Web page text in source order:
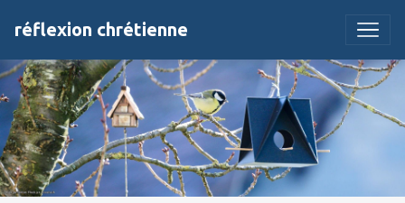
réflexion chrétienne